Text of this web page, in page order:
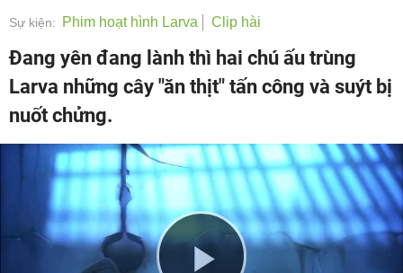
Sự kiện: Phim hoạt hình Larva Clip hài
Đang yên đang lành thì hai chú ấu trùng
Larva những cây "ăn thịt" tấn công và suýt bị
nuốt chửng.